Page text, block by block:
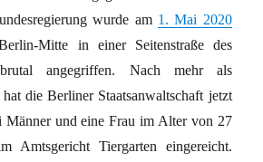
wurde am 1. Mai 2020
Mitte in einer Seitenstraße des
brutal angegriffen. Nach mehr als
die Berliner Staatsanwaltschaft jetzt
Männer und eine Frau im Alter von 27
Amtsgericht Tiergarten eingereicht.